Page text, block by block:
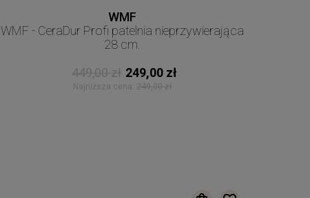
WMF
WMF - CeraDur Profi patelnia nieprzywierająca
28 cm.
449,00 zł 249,00 zł
Najniższa cena: 249,00 zł